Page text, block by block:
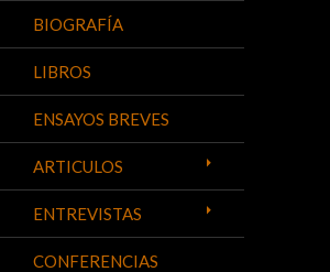
BIOGRAFÍA
LIBROS
ENSAYOS BREVES
ARTICULOS
ENTREVISTAS
CONFERENCIAS